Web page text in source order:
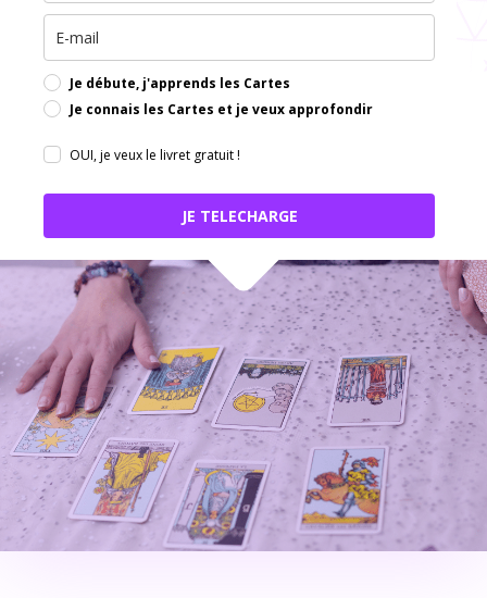
Je débute, j'apprends les Cartes
Je connais les Cartes et je veux approfondir
OUI, je veux le livret gratuit !
JE TELECHARGE